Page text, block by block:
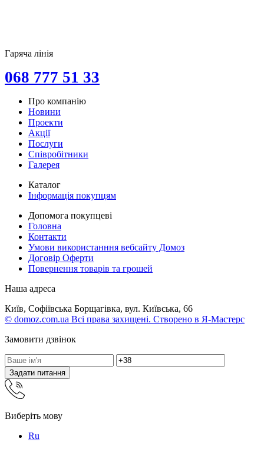
Гаряча лінія
068 777 51 33
Про компанію
Новини
Проекти
Акції
Послуги
Співробітники
Галерея
Каталог
Інформація покупцям
Допомога покупцеві
Головна
Контакти
Умови використанння вебсайту Домоз
Договір Оферти
Повернення товарів та грошей
Наша адреса
Київ, Софіївська Борщагівка, вул. Київська, 66
© domoz.com.ua Всі права захищені. Створено в Я-Мастерс
Замовити дзвінок
Задати питання
Виберіть мову
Ru